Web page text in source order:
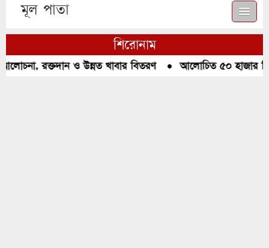
মূল পাতা
শিরোনাম
রক্তদান ও উন্নত খাবার বিতরণ●আলোচিত ৫০ হাজার পিস